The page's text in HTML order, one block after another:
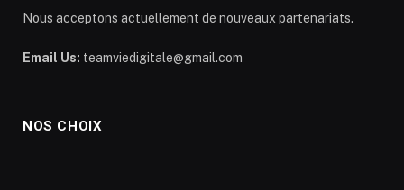
Nous acceptons actuellement de nouveaux partenariats.
Email Us: teamviedigitale@gmail.com
NOS CHOIX